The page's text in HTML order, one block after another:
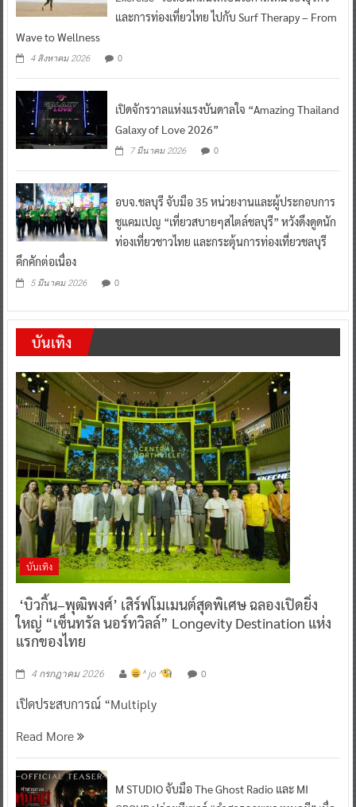
และการท่องเที่ยวไทย ไปกับ Surf Therapy – From
Wave to Wellness
4 สิงหาคม 2026 0
เปิดจักรวาลแห่งแรงบันดาลใจ “Amazing Thailand
Galaxy of Love 2026”
7 มีนาคม 2026 0
อบจ.ชลบุรี จับมือ 35 หน่วยงานและผู้ประกอบการ
ชูแคมเปญ “เที่ยวสบายๆสไตล์ชลบุรี” หวังดึงดูดนัก
ท่องเที่ยวชาวไทย และกระตุ้นการท่องเที่ยวชลบุรี
คึกคักต่อเนื่อง
5 มีนาคม 2026 0
บันเทิง
บันเทิง
‘บิวกิ้น–พุฒิพงศ์’ เสิร์ฟโมเมนต์สุดพิเศษ ฉลองเปิดยิ่ง
ใหญ่ “เซ็นทรัล นอร์ทวิลล์” Longevity Destination แห่ง
แรกของไทย
4 กรกฎาคม 2026 ^ jo ^ 0
เปิดประสบการณ์ “Multiply
Read More
M STUDIO จับมือ The Ghost Radio และ MI